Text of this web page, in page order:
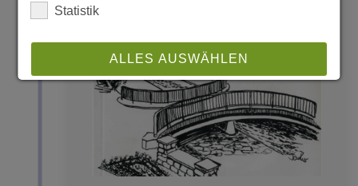
Statistik
ALLES AUSWÄHLEN
ABLEHNEN
SPEICHERN